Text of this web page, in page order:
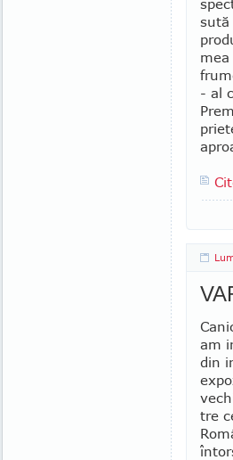
sută
- al
am
din
tre